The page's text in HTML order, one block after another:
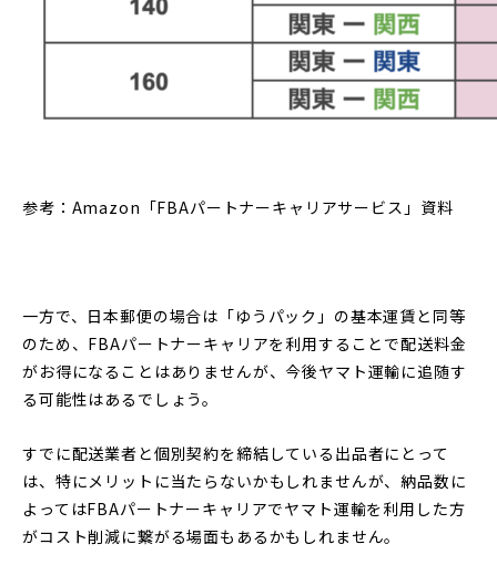
参考：Amazon「FBAパートナーキャリアサービス」資料
一方で、日本郵便の場合は「ゆうパック」の基本運賃と同等
のため、FBAパートナーキャリアを利用することで配送料金
がお得になることはありませんが、今後ヤマト運輸に追随す
る可能性はあるでしょう。
すでに配送業者と個別契約を締結している出品者にとって
は、特にメリットに当たらないかもしれませんが、納品数に
よってはFBAパートナーキャリアでヤマト運輸を利用した方
がコスト削減に繋がる場面もあるかもしれません。